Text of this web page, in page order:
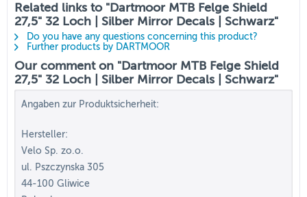
Related links to "Dartmoor MTB Felge Shield
27,5" 32 Loch | Silber Mirror Decals | Schwarz"
Do you have any questions concerning this product?
Further products by DARTMOOR
Our comment on "Dartmoor MTB Felge Shield
27,5" 32 Loch | Silber Mirror Decals | Schwarz"
Angaben zur Produktsicherheit:
Hersteller:
Velo Sp. zo.o.
ul. Pszczynska 305
44-100 Gliwice